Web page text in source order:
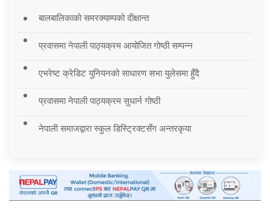
बालबालिकाको समरक्याम्पको दीक्षान्त
प्रवासमा नेपाली पाठ्यक्रम आयोजित गोष्ठी सम्पन्न
एभरेष्ट क्रेडिट युनियनको साधारण सभा युलेसमा हुँदै
प्रवासमा नेपाली पाठ्यक्रम सुधार्न गोष्ठी
नेपाली समाजद्वारा स्कुल डिस्ट्रिक्टसँग अन्तरकृया